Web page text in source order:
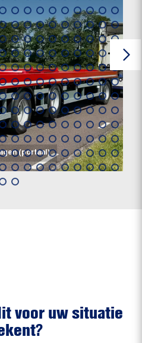
(portaal)
voor uw situatie